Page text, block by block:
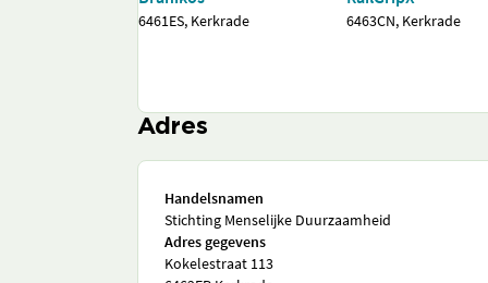
6461ES, Kerkrade 6463CN, Kerkrade
Adres
Handelsnamen
Stichting Menselijke Duurzaamheid
Adres gegevens
Kokelestraat 113